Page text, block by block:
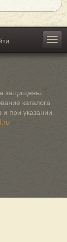
защищены.
каталога
и при указании